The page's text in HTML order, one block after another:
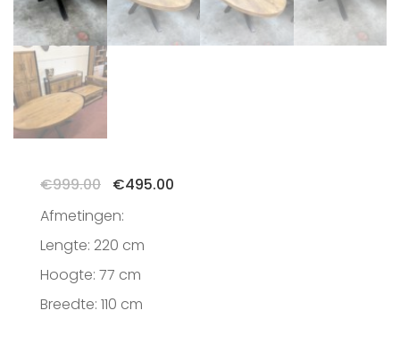
€999.00
Oorspronkelijke
was:
€999.00.
€495.00
Afmetingen:
Lengte: 220 cm
Hoogte: 77 cm
Breedte: 110 cm